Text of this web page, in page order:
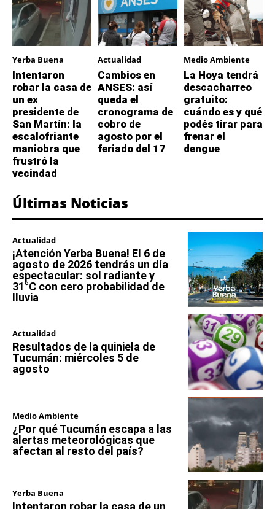
Yerba Buena
Intentaron
robar la casa de
un ex
presidente de
San Martín: la
escalofriante
maniobra que
frustró la
vecindad
Actualidad
Cambios en
ANSES: así
queda el
cronograma de
cobro de
agosto por el
feriado del 17
Medio Ambiente
La Hoya tendrá
descacharreo
gratuito:
cuándo es y qué
podés tirar para
frenar el
dengue
Últimas Noticias
Actualidad
¡Atención Yerba Buena! El 6 de
agosto de 2026 tendrás un día
espectacular: sol radiante y
31°C con cero probabilidad de
lluvia
Actualidad
Resultados de la quiniela de
Tucumán: miércoles 5 de
agosto
Medio Ambiente
¿Por qué Tucumán escapa a las
alertas meteorológicas que
afectan al resto del país?
Yerba Buena
Intentaron robar la casa de un